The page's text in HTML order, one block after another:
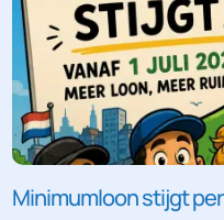
Minimumloon stijgt